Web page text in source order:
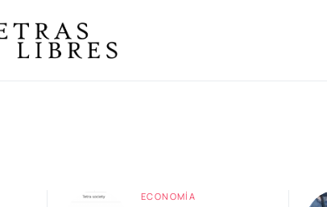
ECONOMÍA